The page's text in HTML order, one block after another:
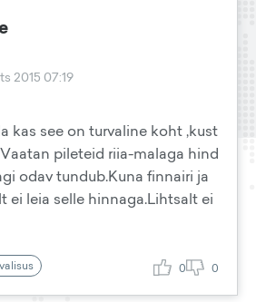
2015 07:19
kas see on turvaline koht ,kust
pileteid riia-malaga hind
odav tundub.Kuna finnairi ja
ei leia selle hinnaga.Lihtsalt ei
0 0